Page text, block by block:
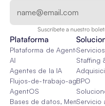
Suscríbete a nuestro
Plataforma
Plataforma de Agente de IA
AI
Agentes de la IA
Flujos-de-trabajo-agenticos
AgentOS
Bases de datos, Memoria &
Staffing
BPO
Servicio